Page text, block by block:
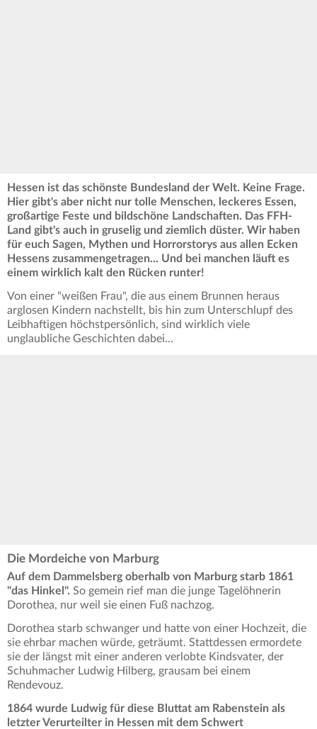
Hessen ist das schönste Bundesland der Welt. Keine Frage.
Hier gibt's aber nicht nur tolle Menschen, leckeres Essen,
großartige Feste und bildschöne Landschaften. Das FFH-
Land gibt's auch in gruselig und ziemlich düster. Wir haben
für euch Sagen, Mythen und Horrorstorys aus allen Ecken
Hessens zusammengetragen... Und bei manchen läuft es
einem wirklich kalt den Rücken runter!
Von einer "weißen Frau", die aus einem Brunnen heraus
arglosen Kindern nachstellt, bis hin zum Unterschlupf des
Leibhaftigen höchstpersönlich, sind wirklich viele
unglaubliche Geschichten dabei...
Die Mordeiche von Marburg
Auf dem Dammelsberg oberhalb von Marburg starb 1861
"das Hinkel". So gemein rief man die junge Tagelöhnerin
Dorothea, nur weil sie einen Fuß nachzog.
Dorothea starb schwanger und hatte von einer Hochzeit, die
sie ehrbar machen würde, geträumt. Stattdessen ermordete
sie der längst mit einer anderen verlobte Kindsvater, der
Schuhmacher Ludwig Hilberg, grausam bei einem
Rendevouz.
1864 wurde Ludwig für diese Bluttat am Rabenstein als
letzter Verurteilter in Hessen mit dem Schwert